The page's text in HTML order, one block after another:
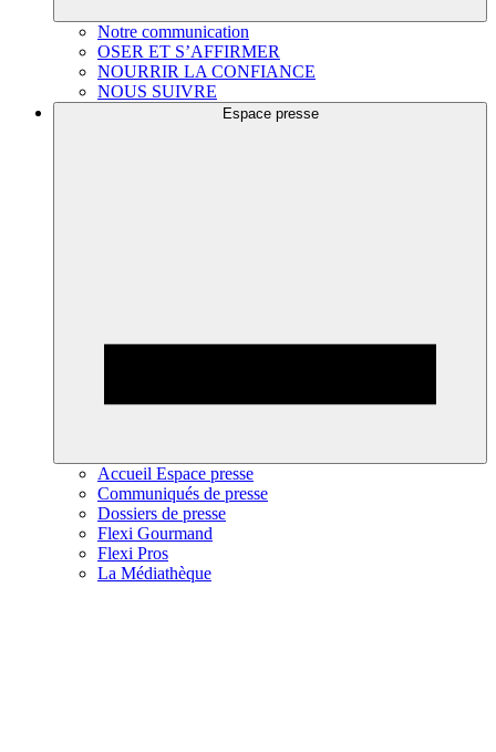
Notre communication
OSER ET S’AFFIRMER
NOURRIR LA CONFIANCE
NOUS SUIVRE
Espace presse
Accueil Espace presse
Communiqués de presse
Dossiers de presse
Flexi Gourmand
Flexi Pros
La Médiathèque